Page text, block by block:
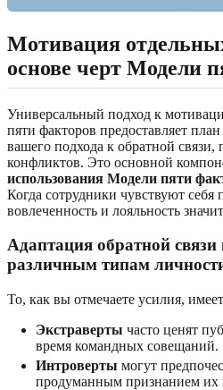
Мотивация
основе черт Модели
Универсальный подход к
пяти факторов предоставляет
вашего подхода к обратной
конфликтов. Это основной
использования Модели пяти
Когда сотрудники чувствуют
вовлеченность и лояльность
Адаптация обратной
различным типам
То, как вы отмечаете усилия,
Экстраверты часто ценят
время командных совещаний.
Интроверты могут
продуманным признанием их